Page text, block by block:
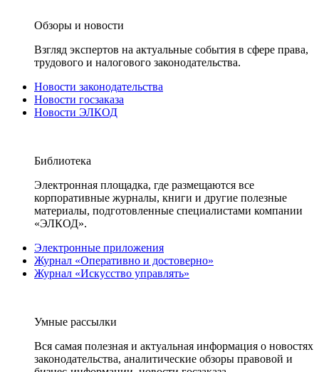
Обзоры и новости
Взгляд экспертов на актуальные события в сфере права,
трудового и налогового законодательства.
Новости законодательства
Новости госзаказа
Новости ЭЛКОД
Библиотека
Электронная площадка, где размещаются все
корпоративные журналы, книги и другие полезные
материалы, подготовленные специалистами компании
«ЭЛКОД».
Электронные приложения
Журнал «Оперативно и достоверно»
Журнал «Искусство управлять»
Умные рассылки
Вся самая полезная и актуальная информация о новостях
законодательства, аналитические обзоры правовой и